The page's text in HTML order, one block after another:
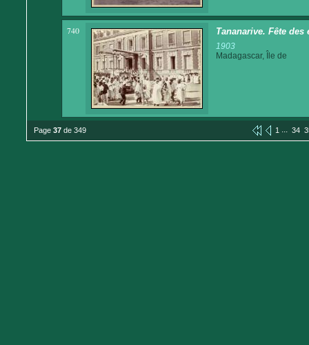
740 Tananarive. Fête des
1903
Madagascar, Île de
Page 37 de 349 1 ... 34